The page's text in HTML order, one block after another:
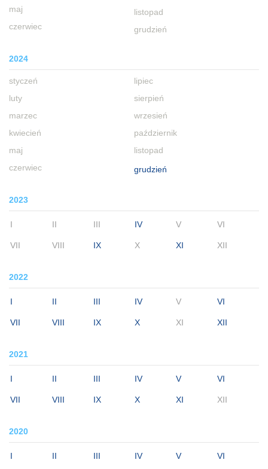
maj
czerwiec
listopad
grudzień
2024
styczeń
luty
marzec
kwiecień
maj
czerwiec
lipiec
sierpień
wrzesień
październik
listopad
grudzień
2023
I II III IV V VI
VII VIII IX X XI XII
2022
I II III IV V VI
VII VIII IX X XI XII
2021
I II III IV V VI
VII VIII IX X XI XII
2020
I II III IV V VI